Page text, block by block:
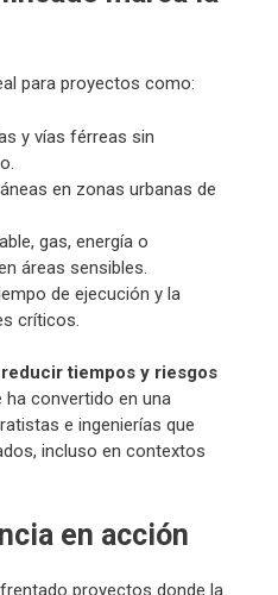
para proyectos como:
y vías férreas sin
en zonas urbanas de
gas, energía o
áreas sensibles.
de ejecución y la
críticos.
tiempos y riesgos
convertido en una
e ingenierías que
incluso en contextos
en acción
proyectos donde la